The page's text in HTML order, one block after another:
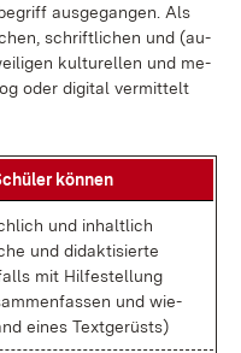
aus­ge­gan­gen. Als
schrift­li­chen und (au­
kul­tu­rel­len und me­
oder di­gi­tal ver­mit­telt
kön­nen
und in­halt­lich
und di­dak­ti­sier­te
mit Hil­fe­stel­lung
und wie­
ei­nes Text­ge­rüsts)